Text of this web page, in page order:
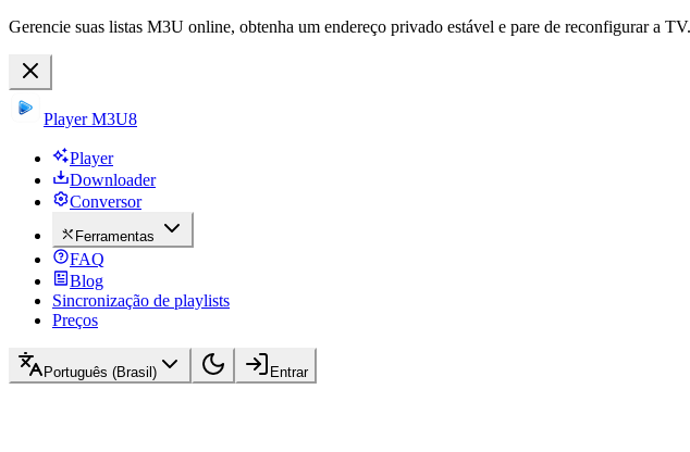
Gerencie suas listas M3U online, obtenha um endereço privado estável e pare de reconfigurar a TV.
Player M3U8
Player
Downloader
Conversor
Ferramentas
FAQ
Blog
Sincronização de playlists
Preços
Português (Brasil) Entrar